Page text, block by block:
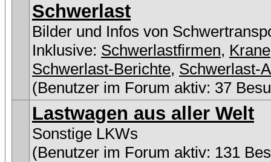
Schwerlast
Bilder und Infos von
Inklusive: Schwerlastfirmen, Krane
Schwerlast-Berichte, Schwerlast-
(Benutzer im Forum aktiv: 37
Lastwagen aus aller Welt
Sonstige LKWs
(Benutzer im Forum aktiv: 131